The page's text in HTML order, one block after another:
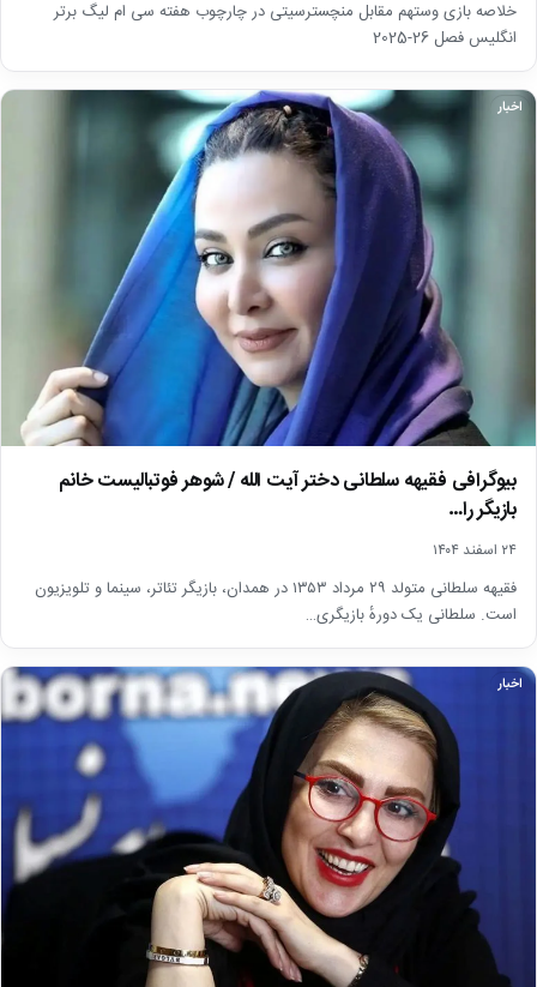
خلاصه بازی وستهم مقابل منچسترسیتی در چارچوب هفته سی ام لیگ برتر
انگلیس فصل 26-2025
اخبار
بیوگرافی فقیهه سلطانی دختر آیت الله / شوهر فوتبالیست خانم
بازیگر را…
۲۴ اسفند ۱۴۰۴
فقیهه سلطانی متولد ۲۹ مرداد ۱۳۵۳ در همدان، بازیگر تئاتر، سینما و تلویزیون
است. سلطانی یک دورهٔ بازیگری…
اخبار